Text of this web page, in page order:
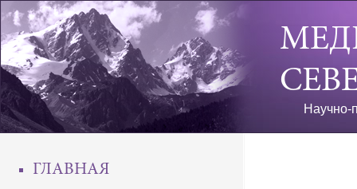
Научно-
ГЛАВНАЯ